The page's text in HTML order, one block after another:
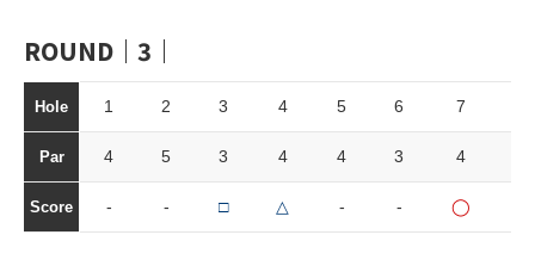
ROUND｜3｜
Hole 1 2 3 4 5 6 7
Par 4 5 3 4 4 3 4
Score - - □ △ - - ◯